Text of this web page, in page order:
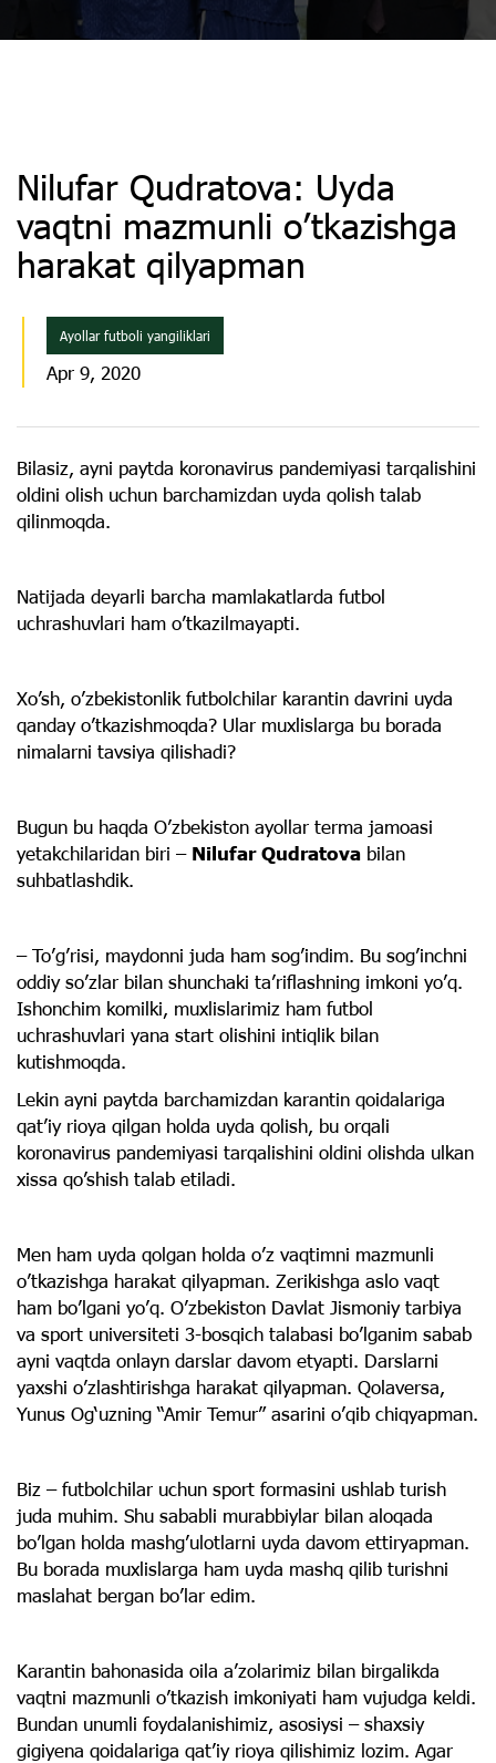
Nilufar Qudratova: Uyda
vaqtni mazmunli o’tkazishga
harakat qilyapman
Ayollar futboli yangiliklari
Apr 9, 2020
Bilasiz, ayni paytda koronavirus pandemiyasi tarqalishini
oldini olish uchun barchamizdan uyda qolish talab
qilinmoqda.
Natijada deyarli barcha mamlakatlarda futbol
uchrashuvlari ham o’tkazilmayapti.
Xo’sh, o’zbekistonlik futbolchilar karantin davrini uyda
qanday o’tkazishmoqda? Ular muxlislarga bu borada
nimalarni tavsiya qilishadi?
Bugun bu haqda O’zbekiston ayollar terma jamoasi
yetakchilaridan biri – Nilufar Qudratova bilan
suhbatlashdik.
– To’g’risi, maydonni juda ham sog’indim. Bu sog’inchni
oddiy so’zlar bilan shunchaki ta’riflashning imkoni yo’q.
Ishonchim komilki, muxlislarimiz ham futbol
uchrashuvlari yana start olishini intiqlik bilan
kutishmoqda.
Lekin ayni paytda barchamizdan karantin qoidalariga
qat’iy rioya qilgan holda uyda qolish, bu orqali
koronavirus pandemiyasi tarqalishini oldini olishda ulkan
xissa qo’shish talab etiladi.
Men ham uyda qolgan holda o’z vaqtimni mazmunli
o’tkazishga harakat qilyapman. Zerikishga aslo vaqt
ham bo’lgani yo’q. O’zbekiston Davlat Jismoniy tarbiya
va sport universiteti 3-bosqich talabasi bo’lganim sabab
ayni vaqtda onlayn darslar davom etyapti. Darslarni
yaxshi o’zlashtirishga harakat qilyapman. Qolaversa,
Yunus Og‘uzning “Amir Temur” asarini o’qib chiqyapman.
Biz – futbolchilar uchun sport formasini ushlab turish
juda muhim. Shu sababli murabbiylar bilan aloqada
bo’lgan holda mashg’ulotlarni uyda davom ettiryapman.
Bu borada muxlislarga ham uyda mashq qilib turishni
maslahat bergan bo’lar edim.
Karantin bahonasida oila a’zolarimiz bilan birgalikda
vaqtni mazmunli o’tkazish imkoniyati ham vujudga keldi.
Bundan unumli foydalanishimiz, asosiysi – shaxsiy
gigiyena qoidalariga qat’iy rioya qilishimiz lozim. Agar